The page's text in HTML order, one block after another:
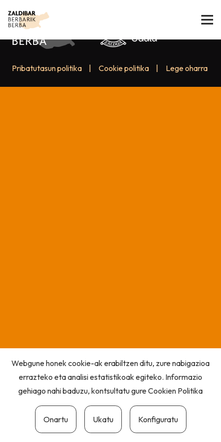
Pribatutasun politika Cookie politika Lege oharra
Webgune honek cookie-ak erabiltzen ditu, zure nabigazioa
errazteko eta analisi estatistikoak egiteko. Informazio
gehiago nahi baduzu, kontsultatu gureCookien Politika
Onartu Ukatu Konfiguratu